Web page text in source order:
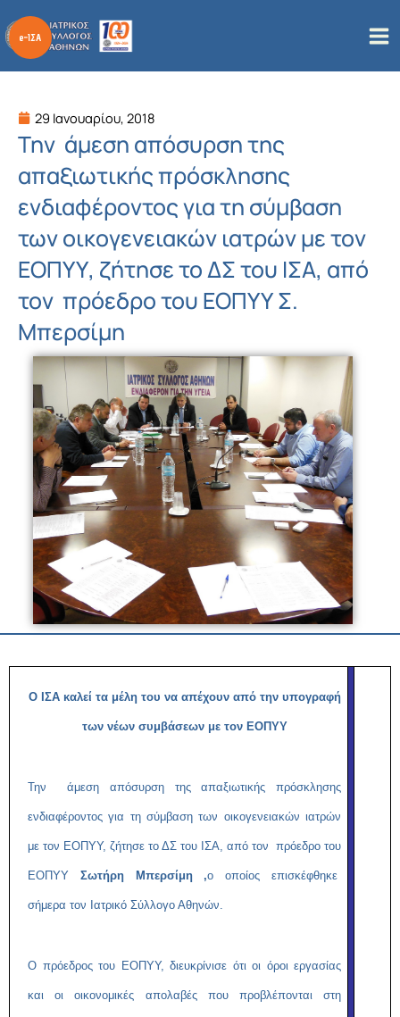
στο
περιεχόμενο
29 Ιανουαρίου, 2018
Την άμεση απόσυρση της
απαξιωτικής πρόσκλησης
ενδιαφέροντος για τη σύμβαση
των οικογενειακών ιατρών με τον
ΕΟΠΥΥ, ζήτησε το ΔΣ του ΙΣΑ, από
τον πρόεδρο του ΕΟΠΥΥ Σ.
Μπερσίμη
Ο ΙΣΑ καλεί τα μέλη του να απέχουν από την υπογραφή
των νέων συμβάσεων με τον ΕΟΠΥΥ
Την άμεση απόσυρση της απαξιωτικής πρόσκλησης
ενδιαφέροντος για τη σύμβαση των οικογενειακών ιατρών
με τον ΕΟΠΥΥ, ζήτησε το ΔΣ του ΙΣΑ, από τον πρόεδρο του
ΕΟΠΥΥ Σωτήρη Μπερσίμη ,ο οποίος επισκέφθηκε
σήμερα τον Ιατρικό Σύλλογο Αθηνών.
Ο πρόεδρος του ΕΟΠΥΥ, διευκρίνισε ότι οι όροι εργασίας
και οι οικονομικές απολαβές που προβλέπονται στη